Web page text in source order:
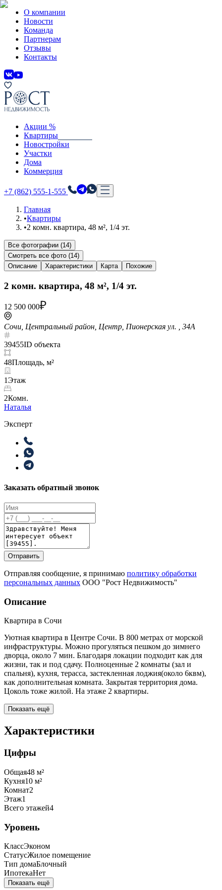
О компании
Новости
Команда
Партнерам
Отзывы
Контакты
Акции %
Квартиры
Новостройки
Участки
Дома
Коммерция
+7 (862) 555-1-555
Главная
•Квартиры
•2 комн. квартира, 48 м², 1/4 эт.
Все фотографии (14)
Смотреть все фото (14)
Описание
Характеристики Карта Похожие
2 комн. квартира, 48 м², 1/4 эт.
12 500 000
Сочи, Центральный район, Центр, Пионерская ул. , 34А
39455ID объекта
48Площадь, м²
1Этаж
2Комн.
Наталья
Эксперт
Заказать обратный звонок
Отправить
Отправляя сообщение, я принимаю политику обработки
персональных данных ООО "Рост Недвижимость"
Описание
Квартира в Сочи
Уютная квартира в Центре Сочи. В 800 метрах от морской
инфраструктуры. Можно прогуляться пешком до зимнего
дворца, около 7 мин. Благодаря локации подходит как для
жизни, так и под сдачу. Полноценные 2 комнаты (зал и
спальня), кухня, терасса, застекленная лоджия(около 6квм),
как дополнительная комната. Закрытая территория дома.
Цоколь тоже жилой. На этаже 2 квартиры.
Показать ещё
Характеристики
Цифры
Общая48 м²
Кухня10 м²
Комнат2
Этаж1
Всего этажей4
Уровень
КлассЭконом
СтатусЖилое помещение
Тип домаБлочный
ИпотекаНет
Показать ещё